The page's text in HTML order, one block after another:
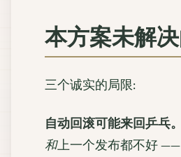
本方案未解
三个诚实的局限:
自动回滚可能来回乒乓。
和上一个发布都不好